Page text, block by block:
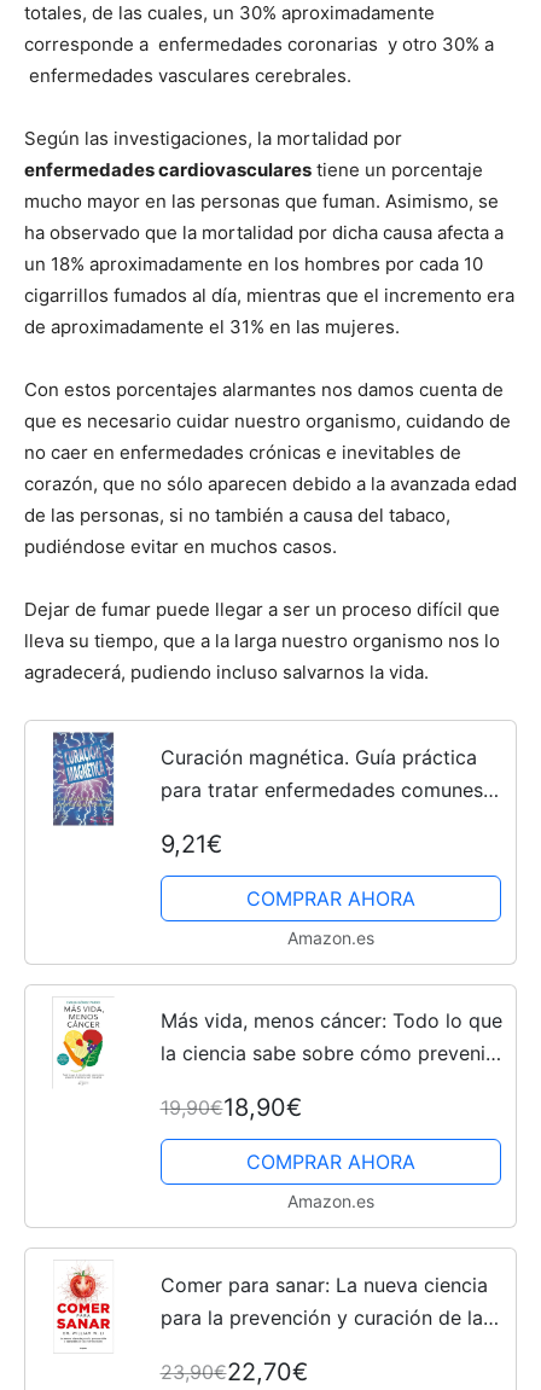
totales, de las cuales, un 30% aproximadamente
corresponde a enfermedades coronarias y otro 30% a
enfermedades vasculares cerebrales.
Según las investigaciones, la mortalidad por
enfermedades cardiovasculares tiene un porcentaje
mucho mayor en las personas que fuman. Asimismo, se
ha observado que la mortalidad por dicha causa afecta a
un 18% aproximadamente en los hombres por cada 10
cigarrillos fumados al dí­a, mientras que el incremento era
de aproximadamente el 31% en las mujeres.
Con estos porcentajes alarmantes nos damos cuenta de
que es necesario cuidar nuestro organismo, cuidando de
no caer en enfermedades crónicas e inevitables de
corazón, que no sólo aparecen debido a la avanzada edad
de las personas, si no también a causa del tabaco,
pudiéndose evitar en muchos casos.
Dejar de fumar puede llegar a ser un proceso difí­cil que
lleva su tiempo, que a la larga nuestro organismo nos lo
agradecerá, pudiendo incluso salvarnos la vida.
Curación magnética. Guía práctica
para tratar enfermedades comunes
9,21€
COMPRAR AHORA
Amazon.es
Más vida, menos cáncer: Todo lo que
la ciencia sabe sobre cómo prevenir
19,90€18,90€
COMPRAR AHORA
Amazon.es
Comer para sanar: La nueva ciencia
para la prevención y curación de las
23,90€22,70€